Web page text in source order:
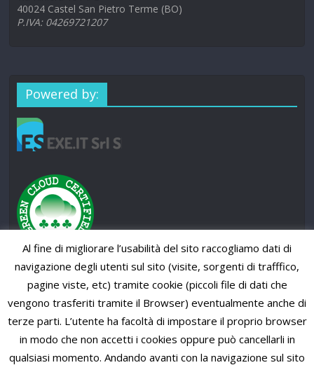
40024 Castel San Pietro Terme (BO)
P.IVA: 04269721207
Powered by:
Al fine di migliorare l’usabilità del sito raccogliamo dati di
navigazione degli utenti sul sito (visite, sorgenti di trafffico,
pagine viste, etc) tramite cookie (piccoli file di dati che
vengono trasferiti tramite il Browser) eventualmente anche di
terze parti. L’utente ha facoltà di impostare il proprio browser
in modo che non accetti i cookies oppure può cancellarli in
qualsiasi momento. Andando avanti con la navigazione sul sito